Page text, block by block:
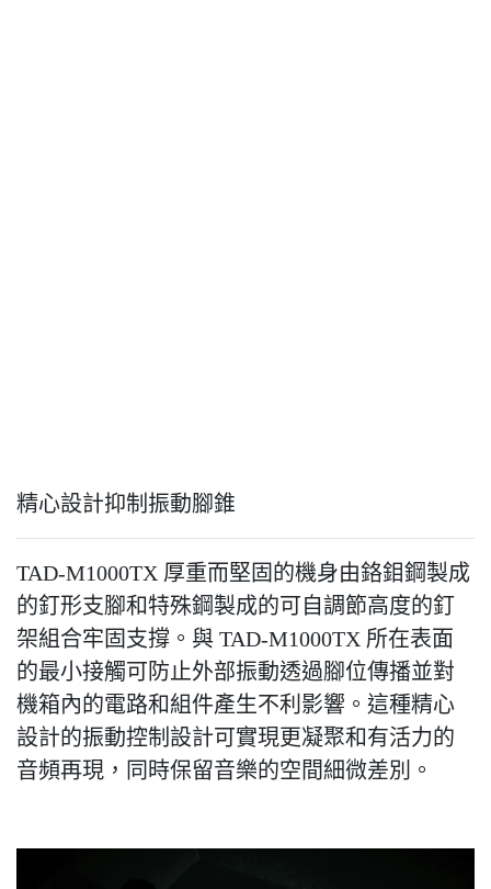
精心設計抑制振動腳錐
TAD-M1000TX 厚重而堅固的機身由鉻鉬鋼製成
的釘形支腳和特殊鋼製成的可自調節高度的釘
架組合牢固支撐。與 TAD-M1000TX 所在表面
的最小接觸可防止外部振動透過腳位傳播並對
機箱內的電路和組件產生不利影響。這種精心
設計的振動控制設計可實現更凝聚和有活力的
音頻再現，同時保留音樂的空間細微差別。